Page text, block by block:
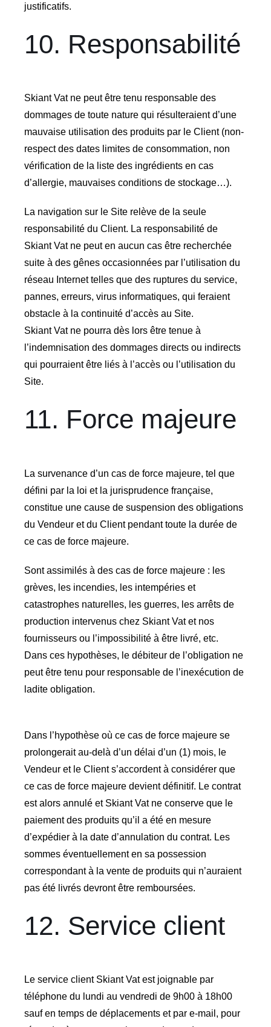
justificatifs.
10. Responsabilité
Skiant Vat ne peut être tenu responsable des
dommages de toute nature qui résulteraient d’une
mauvaise utilisation des produits par le Client (non-
respect des dates limites de consommation, non
vérification de la liste des ingrédients en cas
d’allergie, mauvaises conditions de stockage…).
La navigation sur le Site relève de la seule
responsabilité du Client. La responsabilité de
Skiant Vat ne peut en aucun cas être recherchée
suite à des gênes occasionnées par l’utilisation du
réseau Internet telles que des ruptures du service,
pannes, erreurs, virus informatiques, qui feraient
obstacle à la continuité d’accès au Site.
Skiant Vat ne pourra dès lors être tenue à
l’indemnisation des dommages directs ou indirects
qui pourraient être liés à l’accès ou l’utilisation du
Site.
11. Force majeure
La survenance d’un cas de force majeure, tel que
défini par la loi et la jurisprudence française,
constitue une cause de suspension des obligations
du Vendeur et du Client pendant toute la durée de
ce cas de force majeure.
Sont assimilés à des cas de force majeure : les
grèves, les incendies, les intempéries et
catastrophes naturelles, les guerres, les arrêts de
production intervenus chez Skiant Vat et nos
fournisseurs ou l’impossibilité à être livré, etc.
Dans ces hypothèses, le débiteur de l’obligation ne
peut être tenu pour responsable de l’inexécution de
ladite obligation.
Dans l’hypothèse où ce cas de force majeure se
prolongerait au-delà d’un délai d’un (1) mois, le
Vendeur et le Client s’accordent à considérer que
ce cas de force majeure devient définitif. Le contrat
est alors annulé et Skiant Vat ne conserve que le
paiement des produits qu’il a été en mesure
d’expédier à la date d’annulation du contrat. Les
sommes éventuellement en sa possession
correspondant à la vente de produits qui n’auraient
pas été livrés devront être remboursées.
12. Service client
Le service client Skiant Vat est joignable par
téléphone du lundi au vendredi de 9h00 à 18h00
sauf en temps de déplacements et par e-mail, pour